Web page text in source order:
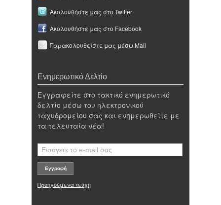
Ακολουθήστε μας στο Twitter
Ακολουθήστε μας στο Facebook
Παρακολουθείστε μας μέσω Mail
Ενημερωτικό Δελτίο
Εγγραφείτε στο τακτικό ενημερωτικό
δελτίο μέσω του ηλεκτρονικού
ταχυδρομείου σας και ενημερωθείτε με
τα τελευταία νέα!
Προηγούμενα τεύχη